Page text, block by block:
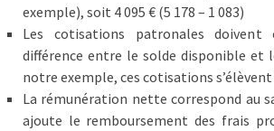
exemple), soit 4 095 € (5 178 – 1 083)
Les cotisations patronales doivent
différence entre le solde disponible et
notre exemple, ces cotisations s’élèvent
La rémunération nette correspond au
ajoute le remboursement des frais